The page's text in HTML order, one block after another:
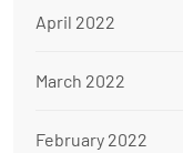
April 2022
March 2022
February 2022